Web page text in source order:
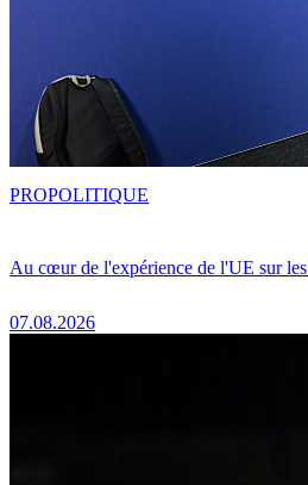
Au cœur de l'expérience de l'UE sur
07.08.2026
PROPOLITIQUE